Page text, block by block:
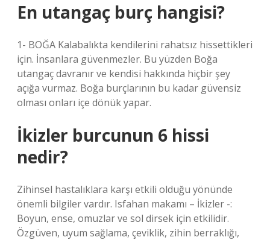
En utangaç burç hangisi?
1- BOĞA Kalabalıkta kendilerini rahatsız hissettikleri
için. İnsanlara güvenmezler. Bu yüzden Boğa
utangaç davranır ve kendisi hakkında hiçbir şey
açığa vurmaz. Boğa burçlarının bu kadar güvensiz
olması onları içe dönük yapar.
İkizler burcunun 6 hissi
nedir?
Zihinsel hastalıklara karşı etkili olduğu yönünde
önemli bilgiler vardır. Isfahan makamı – İkizler -:
Boyun, ense, omuzlar ve sol dirsek için etkilidir.
Özgüven, uyum sağlama, çeviklik, zihin berraklığı,